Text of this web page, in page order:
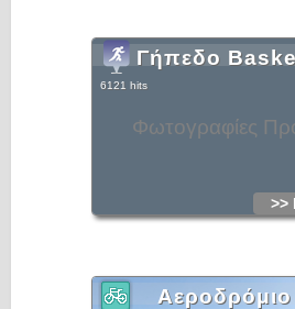
Φωτογραφίες
Γήπεδο
6121 hits
>>
Αεροδρόμιο